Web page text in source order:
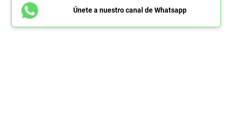
Únete a nuestro canal de Whatsapp